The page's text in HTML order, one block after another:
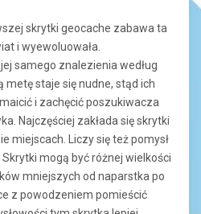
skrytki geocache zabawa ta
i wyewoluowała.
samego znalezienia według
metę staje się nudne, stąd ich
i zachęcić poszukiwacza
Najczęściej zakłada się skrytki
miejscach. Liczy się też pomysł
mogą być różnej wielkości
mniejszych od naparstka po
z powodzeniem pomieścić